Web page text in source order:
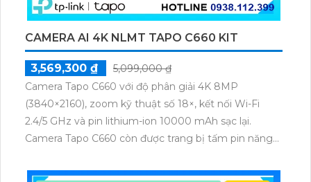
CAMERA AI 4K NLMT TAPO C660 KIT
3,569,300 ₫
5,099,000 ₫
Camera Tapo C660 với độ phân giải 4K 8MP
(3840×2160), zoom kỹ thuật số 18×, kết nối Wi-Fi
2.4/5 GHz và pin lithium-ion 10000 mAh sạc lại.
Camera Tapo C660 còn được trang bị tấm pin năng
thú cưng, phương tiện, lưu trữ thẻ microSD tối đa 512